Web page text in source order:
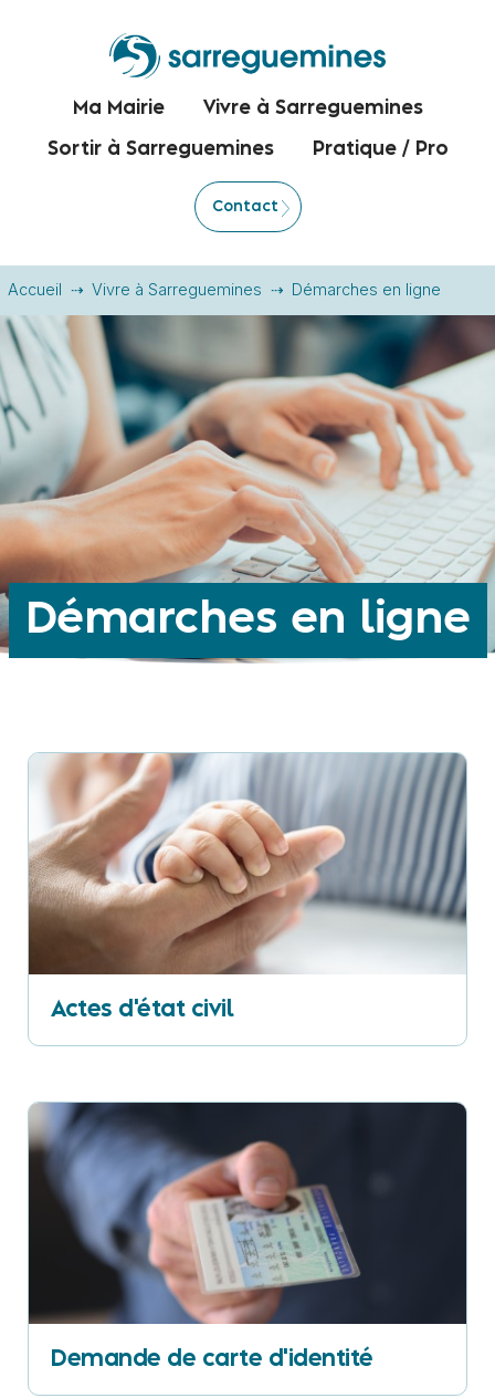
Ma Mairie Vivre à Sarreguemines
Sortir à Sarreguemines Pratique / Pro
Contact
Accueil Vivre à Sarreguemines Démarches en ligne
Démarches en ligne
Actes d'état civil
Demande de carte d'identité